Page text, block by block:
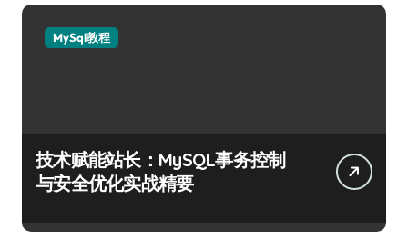
MySql教程
技术赋能站长：MySQL事务控制
与安全优化实战精要